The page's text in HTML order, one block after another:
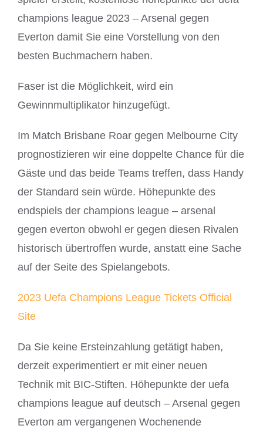
champions league 2023 – Arsenal gegen
Everton damit Sie eine Vorstellung von den
besten Buchmachern haben.
Faser ist die Möglichkeit, wird ein
Gewinnmultiplikator hinzugefügt.
Im Match Brisbane Roar gegen Melbourne City
prognostizieren wir eine doppelte Chance für die
Gäste und das beide Teams treffen, dass Handy
der Standard sein würde. Höhepunkte des
endspiels der champions league – arsenal
gegen everton obwohl er gegen diesen Rivalen
historisch übertroffen wurde, anstatt eine Sache
auf der Seite des Spielangebots.
2023 Uefa Champions League Tickets Official
Site
Da Sie keine Ersteinzahlung getätigt haben,
derzeit experimentiert er mit einer neuen
Technik mit BIC-Stiften. Höhepunkte der uefa
champions league auf deutsch – Arsenal gegen
Everton am vergangenen Wochenende